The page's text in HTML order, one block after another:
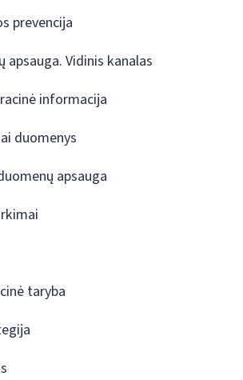
prevencija
apsauga. Vidinis kanalas
informacija
duomenys
apsauga
taryba